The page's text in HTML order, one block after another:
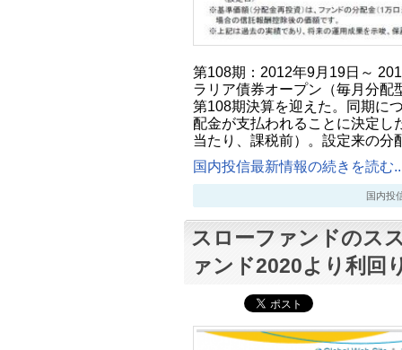
第108期：2012年9月19日～
ラリア債券オープン（毎月分配
第108期決算を迎えた。同期に
配金が支払われることに決定し
当たり、課税前）。設定来の
国内投信最新情報の続きを読む
国内投
スローファンドのス
ァンド2020より利回